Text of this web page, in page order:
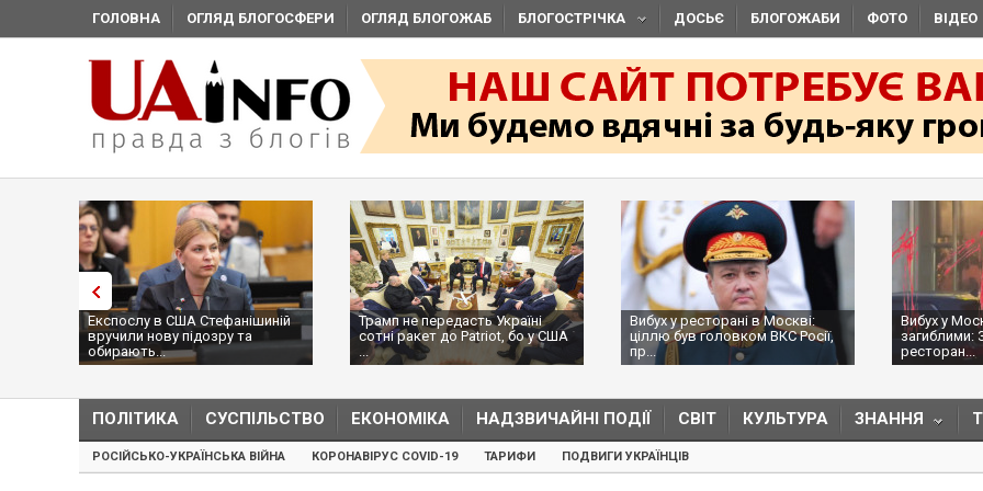
ГОЛОВНА ОГЛЯД БЛОГОСФЕРИ ОГЛЯД БЛОГОЖАБ БЛОГОСТРІЧКА ДОСЬЄ БЛОГОЖАБИ ФОТО ВІДЕО
Експослу в США Стефанішиній
вручили нову підозру та
обирають...
Трамп не передасть Україні
сотні ракет до Patriot, бо у США
...
Вибух у ресторані в Москві:
ціллю був головком ВКС Росії,
пр...
Вибух у
загиблими:
ресторан...
ПОЛІТИКА СУСПІЛЬСТВО ЕКОНОМІКА НАДЗВИЧАЙНІ ПОДІЇ СВІТ КУЛЬТУРА ЗНАННЯ
РОСІЙСЬКО-УКРАЇНСЬКА ВІЙНА КОРОНАВІРУС COVID-19 ТАРИФИ ПОДВИГИ УКРАЇНЦІВ